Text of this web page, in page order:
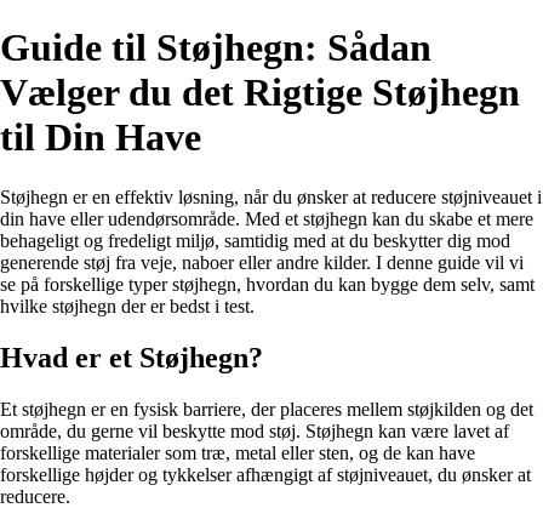
Guide til Støjhegn: Sådan
Vælger du det Rigtige Støjhegn
til Din Have
Støjhegn er en effektiv løsning, når du ønsker at reducere støjniveauet i
din have eller udendørsområde. Med et støjhegn kan du skabe et mere
behageligt og fredeligt miljø, samtidig med at du beskytter dig mod
generende støj fra veje, naboer eller andre kilder. I denne guide vil vi
se på forskellige typer støjhegn, hvordan du kan bygge dem selv, samt
hvilke støjhegn der er bedst i test.
Hvad er et Støjhegn?
Et støjhegn er en fysisk barriere, der placeres mellem støjkilden og det
område, du gerne vil beskytte mod støj. Støjhegn kan være lavet af
forskellige materialer som træ, metal eller sten, og de kan have
forskellige højder og tykkelser afhængigt af støjniveauet, du ønsker at
reducere.